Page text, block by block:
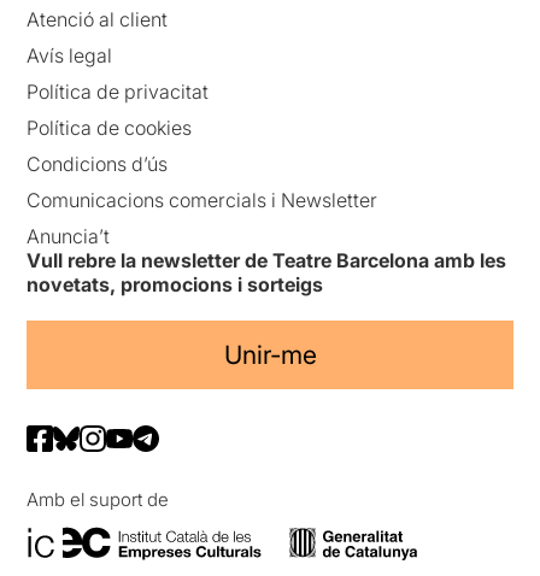
Atenció al client
Avís legal
Política de privacitat
Política de cookies
Condicions d’ús
Comunicacions comercials i Newsletter
Anuncia’t
Vull rebre la newsletter de Teatre Barcelona amb les
novetats, promocions i sorteigs
Unir-me
Amb el suport de